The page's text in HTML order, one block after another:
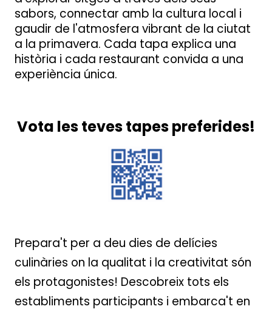
sabors, connectar amb la cultura local i
gaudir de l'atmosfera vibrant de la ciutat
a la primavera. Cada tapa explica una
història i cada restaurant convida a una
experiència única.
Vota les teves tapes preferides!
Prepara't per a deu dies de delícies
culinàries on la qualitat i la creativitat són
els protagonistes! Descobreix tots els
establiments participants i embarca't en